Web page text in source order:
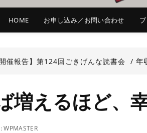
HOME お申し込み／お問い合わせ
開催報告】第124回ごきげんな読書会 年
増えるほど、
WPMASTER